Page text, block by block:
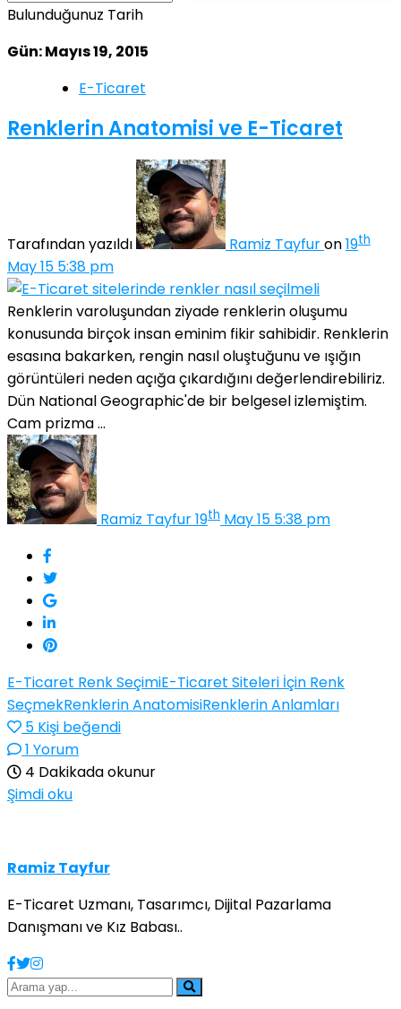
Bulunduğunuz Tarih
Gün: Mayıs 19, 2015
E-Ticaret
Renklerin Anatomisi ve E-Ticaret
Tarafından yazıldı Ramiz Tayfuron19th
May 15 5:38 pm
Renklerin varoluşundan ziyade renklerin oluşumu
konusunda birçok insan eminim fikir sahibidir. Renklerin
esasına bakarken, rengin nasıl oluştuğunu ve ışığın
görüntüleri neden açığa çıkardığını değerlendirebiliriz.
Dün National Geographic'de bir belgesel izlemiştim.
Cam prizma ...
Ramiz Tayfur19th May 15 5:38 pm
E-Ticaret Renk SeçimiE-Ticaret Siteleri İçin Renk
SeçmekRenklerin AnatomisiRenklerin Anlamları
5 Kişi beğendi
1 Yorum
4 Dakikada okunur
Şimdi oku
Ramiz Tayfur
E-Ticaret Uzmanı, Tasarımcı, Dijital Pazarlama
Danışmanı ve Kız Babası..